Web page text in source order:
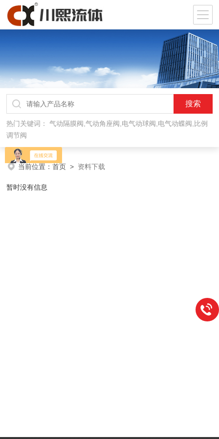
热门关键词：气动隔膜阀,气动角座阀,电气动球阀,电气动蝶阀,比例
调节阀
当前位置：首页 > 资料下载
暂时没有信息